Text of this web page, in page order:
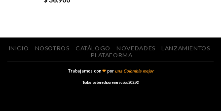
INICIO NOSOTROS CATÁLOGO NOVEDADES
LANZAMIENTOS
PLATAFORMA
Trabajamos con❤poruna Colombia mejor
Todos los derechos reservados 2025©️